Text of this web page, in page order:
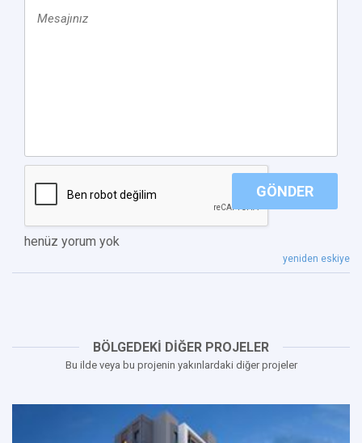
GÖNDER
henüz yorum yok
yeniden eskiye
BÖLGEDEKİ DİĞER PROJELER
Bu ilde veya bu projenin yakınlardaki diğer projeler